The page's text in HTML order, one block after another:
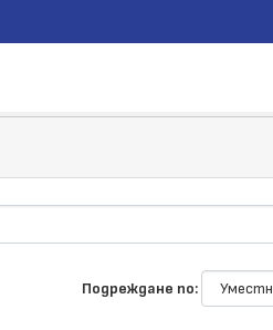
Подреждане по